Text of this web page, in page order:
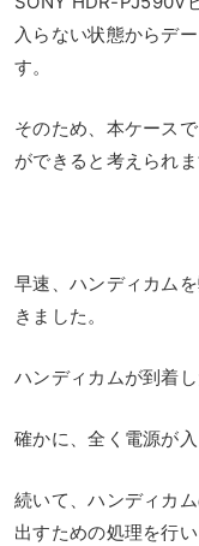
入らない状態からデ
す。
そのため、本ケース
ができると考えられま
早速、ハンディカム
きました。
ハンディカムが到着
確かに、全く電源が入
続いて、ハンディカ
出すための処理を行い